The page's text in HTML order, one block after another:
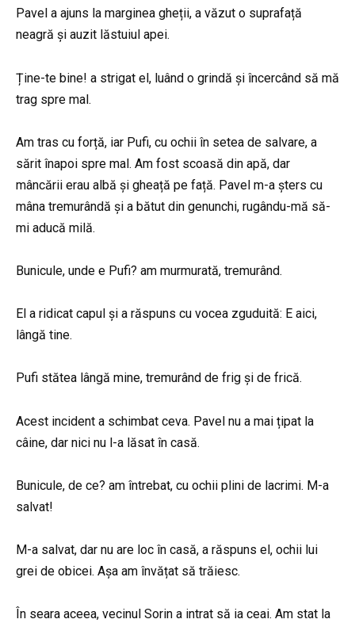
Pavel a ajuns la marginea gheții, a văzut o suprafață
neagră și auzit lăstuiul apei.
Ține-te bine! a strigat el, luând o grindă și încercând să mă
trag spre mal.
Am tras cu forță, iar Pufi, cu ochii în setea de salvare, a
sărit înapoi spre mal. Am fost scoasă din apă, dar
mâncării erau albă și gheață pe față. Pavel m-a șters cu
mâna tremurândă și a bătut din genunchi, rugându-mă să-
mi aducă milă.
Bunicule, unde e Pufi? am murmurată, tremurând.
El a ridicat capul și a răspuns cu vocea zguduită: E aici,
lângă tine.
Pufi stătea lângă mine, tremurând de frig și de frică.
Acest incident a schimbat ceva. Pavel nu a mai țipat la
câine, dar nici nu l-a lăsat în casă.
Bunicule, de ce? am întrebat, cu ochii plini de lacrimi. M-a
salvat!
M-a salvat, dar nu are loc în casă, a răspuns el, ochii lui
grei de obicei. Așa am învățat să trăiesc.
În seara aceea, vecinul Sorin a intrat să ia ceai. Am stat la